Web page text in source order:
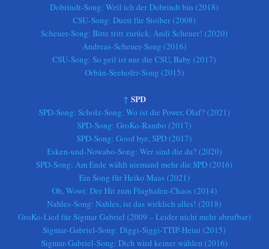
Dobrindt-Song: Weil ich der Dobrindt bin (2018)
CSU-Song: Duett für Stoiber (2008)
Scheuer-Song: Bitte tritt zurück, Andi Scheuer! (2020)
Andreas-Scheuer-Song (2016)
CSU-Song: So geil ist nur die CSU, Baby (2017)
Orbán-Seehofer-Song (2015)
↑ SPD
SPD-Song: Scholz-Song: Wo ist die Power, Olaf? (2021)
SPD-Song: GroKo-Rambo (2017)
SPD-Song: Good bye, SPD (2017)
Esken-und-Nowabo-Song: Wer sind die da? (2020)
SPD-Song: Am Ende wählt niemand mehr die SPD (2016)
Ein Song für Heiko Maas (2021)
Oh, Wowi: Der Hit zum Flughafen-Chaos (2014)
Nahles-Song: Nahles, ist das wirklich alles! (2018)
GroKo-Lied für Sigmar Gabriel (2009 – Leider nicht mehr abrufbar)
Sigmar-Gabriel-Song: Diggi-Siggi-TTIP-Heini (2015)
Sigmar-Gabriel-Song: Dich wird keiner wählen (2016)